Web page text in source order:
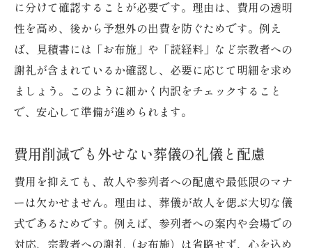
に分けて確認することが必要です。理由は、費用の透明
性を高め、後から予想外の出費を防ぐためです。例え
ば、見積書には「お布施」や「読経料」など宗教者への
謝礼が含まれているか確認し、必要に応じて明細を求め
ましょう。このように細かく内訳をチェックすること
で、安心して準備が進められます。
費用削減でも外せない葬儀の礼儀と配慮
費用を抑えても、故人や参列者への配慮や最低限のマナ
ーは欠かせません。理由は、葬儀が故人を偲ぶ大切な儀
式であるためです。例えば、参列者への案内や会場での
対応、宗教者への謝礼（お布施）は省略せず、心を込め